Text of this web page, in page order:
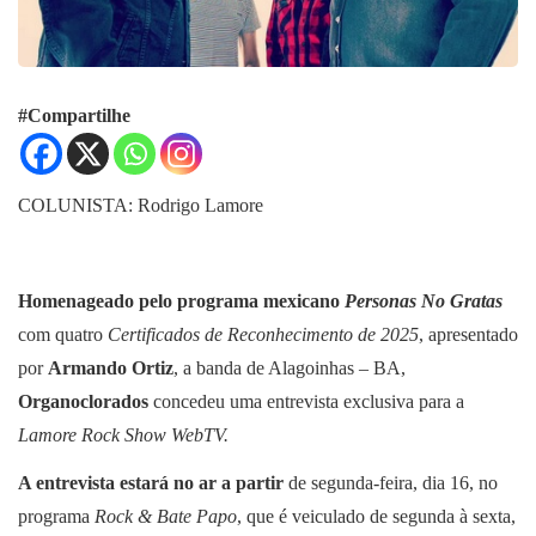
#Compartilhe
COLUNISTA: Rodrigo Lamore
Homenageado pelo programa mexicano Personas No Gratas
com quatro Certificados de Reconhecimento de 2025, apresentado
por Armando Ortiz, a banda de Alagoinhas – BA,
Organoclorados concedeu uma entrevista exclusiva para a
Lamore Rock Show WebTV.
A entrevista estará no ar a partir de segunda-feira, dia 16, no
programa Rock & Bate Papo, que é veiculado de segunda à sexta,